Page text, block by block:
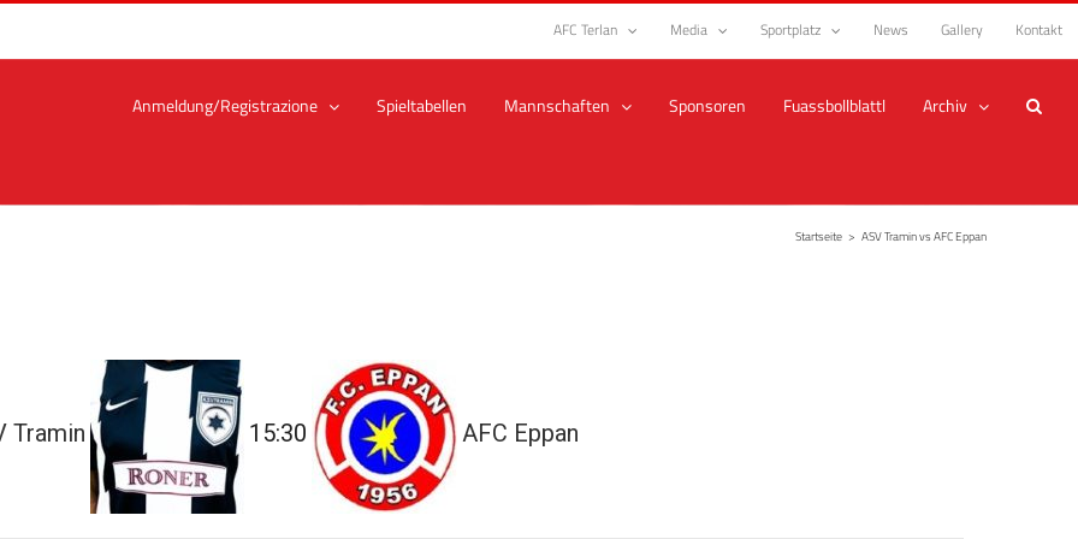
AFC Terlan Media Sportplatz News Gallery Kontakt
Anmeldung/Registrazione Spieltabellen Mannschaften Sponsoren Fuassbollblattl Archiv
Startseite > ASV Tramin vs AFC Eppan
Tramin 15:30 AFC Eppan